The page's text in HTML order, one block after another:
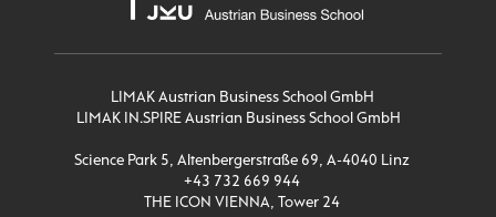
LIMAK Austrian Business School GmbH
LIMAK IN.SPIRE Austrian Business School GmbH
Science Park 5, Altenbergerstraße 69, A-4040 Linz
+43 732 669 944
THE ICON VIENNA, Tower 24